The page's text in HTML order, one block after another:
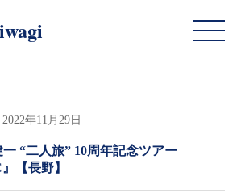
年11月29日
“二人旅” 10周年記念ツアー
【長野】